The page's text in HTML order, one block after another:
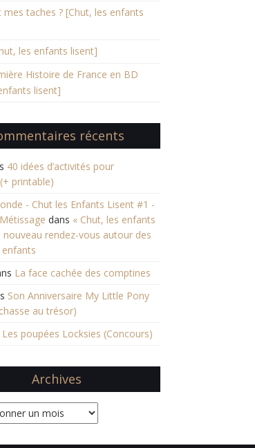
mes taches ? [Chut, les enfants
les enfants lisent]
Histoire de France en BD
lisent]
récents
40 idées d’activités pour
printable)
- Chut les Enfants Lisent #1 -
dans « Chut, les enfants
nouveau rendez-vous autour des
La face cachée des comptines
Son Anniversaire My Little Pony
au trésor)
Les poupées Locksies (Concours)
Archives